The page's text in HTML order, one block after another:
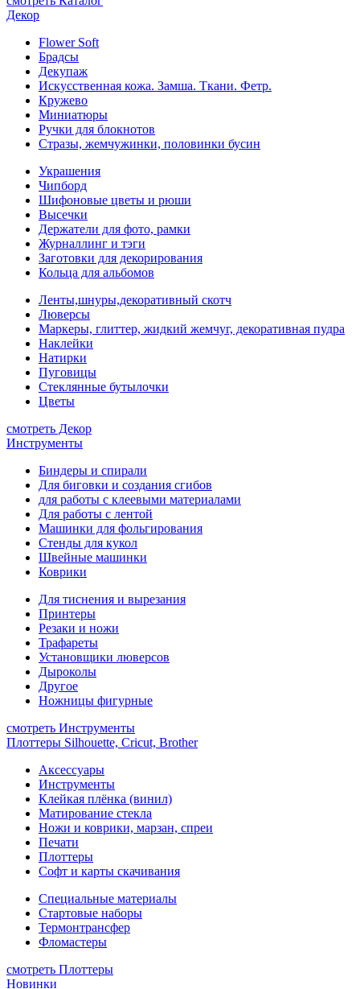
Декор
Flower Soft
Брадсы
Декупаж
Искусственная кожа. Замша. Ткани. Фетр.
Кружево
Миниатюры
Ручки для блокнотов
Стразы, жемчужинки, половинки бусин
Украшения
Чипборд
Шифоновые цветы и рюши
Высечки
Держатели для фото, рамки
Журналлинг и тэги
Заготовки для декорирования
Кольца для альбомов
Ленты,шнуры,декоративный скотч
Люверсы
Маркеры, глиттер, жидкий жемчуг, декоративная пудра
Наклейки
Натирки
Пуговицы
Стеклянные бутылочки
Цветы
смотреть Декор
Инструменты
Биндеры и спирали
Для биговки и создания сгибов
для работы с клеевыми материалами
Для работы с лентой
Машинки для фольгирования
Стенды для кукол
Швейные машинки
Коврики
Для тиснения и вырезания
Принтеры
Резаки и ножи
Трафареты
Установщики люверсов
Дыроколы
Другое
Ножницы фигурные
смотреть Инструменты
Плоттеры Silhouette, Cricut, Brother
Аксессуары
Инструменты
Клейкая плёнка (винил)
Матирование стекла
Ножи и коврики, марзан, спреи
Печати
Плоттеры
Софт и карты скачивания
Специальные материалы
Стартовые наборы
Термонтрансфер
Фломастеры
смотреть Плоттеры
Новинки